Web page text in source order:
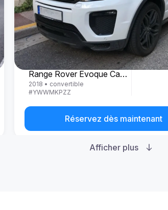
Land Rover
Range Rover Evoque Cabrio
2018 • convertible
#YWWMKPZZ
Réservez dès maintenant
Afficher plus